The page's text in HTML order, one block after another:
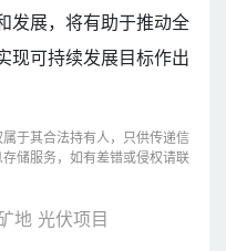
发展，将有助于推动全
现可持续发展目标作出
于其合法持有人，只供传递信
储服务，如有差错或侵权请联
地 光伏项目